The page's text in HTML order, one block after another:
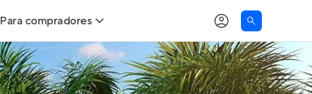
Para compradores
Buscar um imóvel novo